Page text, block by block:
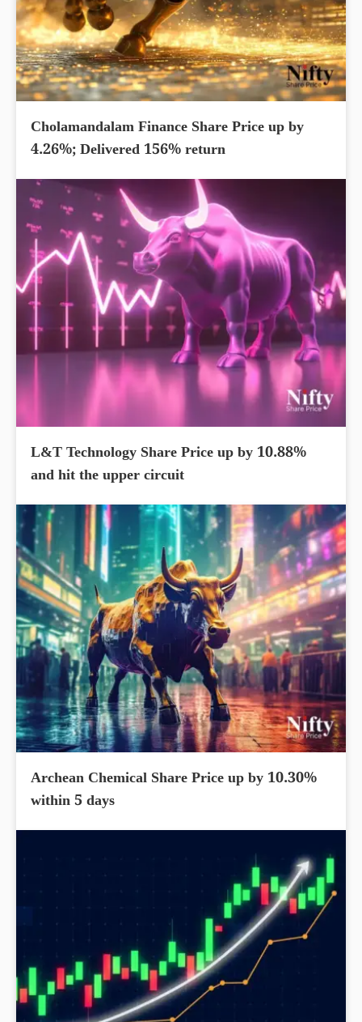
Cholamandalam Finance Share Price up by
4.26%; Delivered 156% return
L&T Technology Share Price up by 10.88%
and hit the upper circuit
Archean Chemical Share Price up by 10.30%
within 5 days